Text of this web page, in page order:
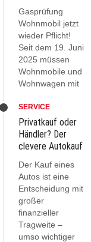
Gasprüfung
Wohnmobil jetzt
wieder Pflicht!
Seit dem 19. Juni
2025 müssen
Wohnmobile und
Wohnwagen mit
SERVICE
Privatkauf oder
Händler? Der
clevere Autokauf
Der Kauf eines
Autos ist eine
Entscheidung mit
großer
finanzieller
Tragweite –
umso wichtiger